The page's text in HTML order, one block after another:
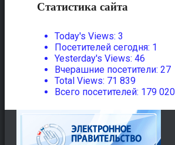
Статистика сайта
Today's Views: 3
Посетителей сегодня: 1
Yesterday's Views: 46
Вчерашние посетители: 27
Total Views: 71 839
Всего посетителей: 179 020